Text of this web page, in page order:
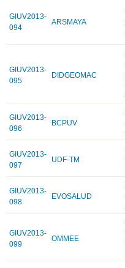
GIUV2013-
094
ARSMAYA
GIUV2013-
095
DIDGEOMAC
GIUV2013-
096
BCPUV
GIUV2013-
097
UDF-TM
GIUV2013-
098
EVOSALUD
GIUV2013-
099
OMMEE